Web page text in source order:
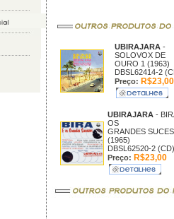
UBIRAJARA -
SOLOVOX DE
OURO 1 (1963)
DBSL62414-2
Preço: R$23,00
UBIRAJARA -
OS
GRANDES
(1965)
DBSL62520-2 (CD)
Preço: R$23,00